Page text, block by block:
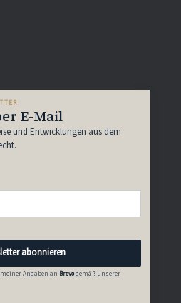
E-Mail
und Entwicklungen aus dem
abonnieren
Angaben an Brevogemäß unserer